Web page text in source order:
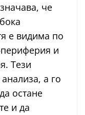
че
е видима по
и
Тези
а го
остане
и да